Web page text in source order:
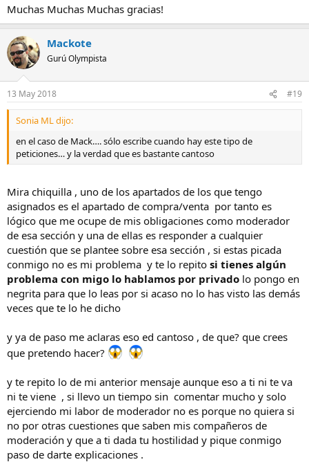
Muchas Muchas Muchas gracias!
Mackote
Gurú Olympista
13 May 2018 #19
Sonia ML dijo:
en el caso de Mack…. sólo escribe cuando hay este tipo de
peticiones… y la verdad que es bastante cantoso
Mira chiquilla , uno de los apartados de los que tengo
asignados es el apartado de compra/venta por tanto es
lógico que me ocupe de mis obligaciones como moderador
de esa sección y una de ellas es responder a cualquier
cuestión que se plantee sobre esa sección , si estas picada
conmigo no es mi problema y te lo repito si tienes algún
problema con migo lo hablamos por privado lo pongo en
negrita para que lo leas por si acaso no lo has visto las demás
veces que te lo he dicho
y ya de paso me aclaras eso ed cantoso , de que? que crees
que pretendo hacer?
y te repito lo de mi anterior mensaje aunque eso a ti ni te va
ni te viene , si llevo un tiempo sin comentar mucho y solo
ejerciendo mi labor de moderador no es porque no quiera si
no por otras cuestiones que saben mis compañeros de
moderación y que a ti dada tu hostilidad y pique conmigo
paso de darte explicaciones .